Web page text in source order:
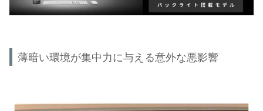
薄暗い環境が集中力に与える意外な悪影響